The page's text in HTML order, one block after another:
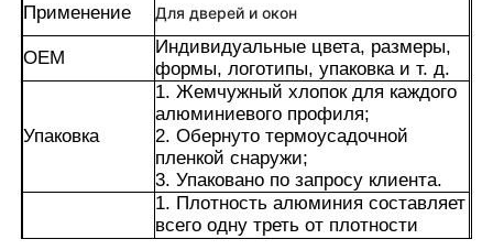
О нас
Экскурсия по фабрике
Контроль качества
Связаться с нами
Применение Для дверей и окон
OEM
Индивидуальные цвета, размеры,
формы, логотипы, упаковка и т. д.
Упаковка
1. Жемчужный хлопок для каждого
алюминиевого профиля;
2. Обернуто термоусадочной
пленкой снаружи;
3. Упаковано по запросу клиента.
1. Плотность алюминия составляет
всего одну треть от плотности